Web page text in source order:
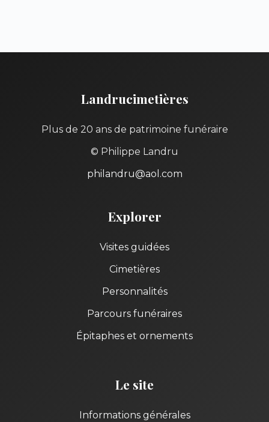
Landrucimetières
Plus de 20 ans de patrimoine funéraire
© Philippe Landru
philandru@aol.com
Explorer
Visites guidées
Cimetières
Personnalités
Parcours funéraires
Épitaphes et ornements
Le site
Informations générales